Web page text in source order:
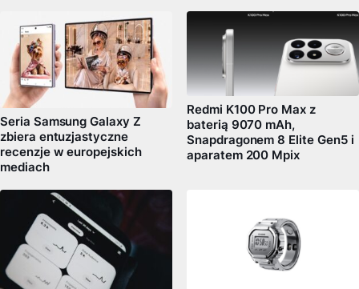
Seria Samsung Galaxy Z
zbiera entuzjastyczne
recenzje w europejskich
mediach
Redmi K100 Pro Max z
baterią 9070 mAh,
Snapdragonem 8 Elite Gen5 i
aparatem 200 Mpix